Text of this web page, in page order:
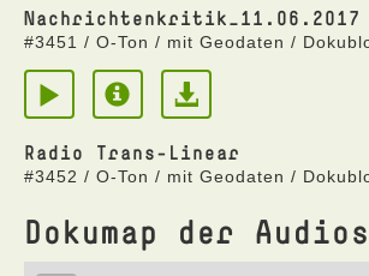
Nachrichtenkritik_11.06.2017
#3451 / O-Ton / mit Geodaten /
Radio Trans-Linear
#3452 / O-Ton / mit Geodaten /
Dokumap der Audios